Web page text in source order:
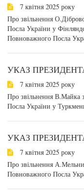
7 квітня 2025 року
Про звільнення
Посла України у
Повноважного Посла
УКАЗ
7 квітня 2025 року
Про звільнення В.Майка
Посла України у
УКАЗ
7 квітня 2025 року
Про звільнення
Повноважного Посла